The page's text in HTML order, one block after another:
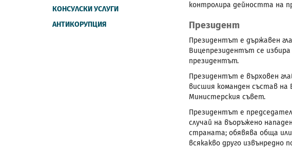
КОНСУЛСКИ УСЛУГИ
АНТИКОРУПЦИЯ
контролира дейността на
Президент
Президентът е държавен
Вицепрезидентът се
президентът.
Президентът е върховен
висшия команден състав на
Министерския съвет.
Президентът е
случай на въоръжено
страната; обявява обща
всякакво друго извънредно